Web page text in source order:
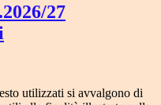
27
utilizzati si avvalgono di